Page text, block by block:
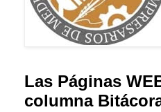
Las Páginas
columna